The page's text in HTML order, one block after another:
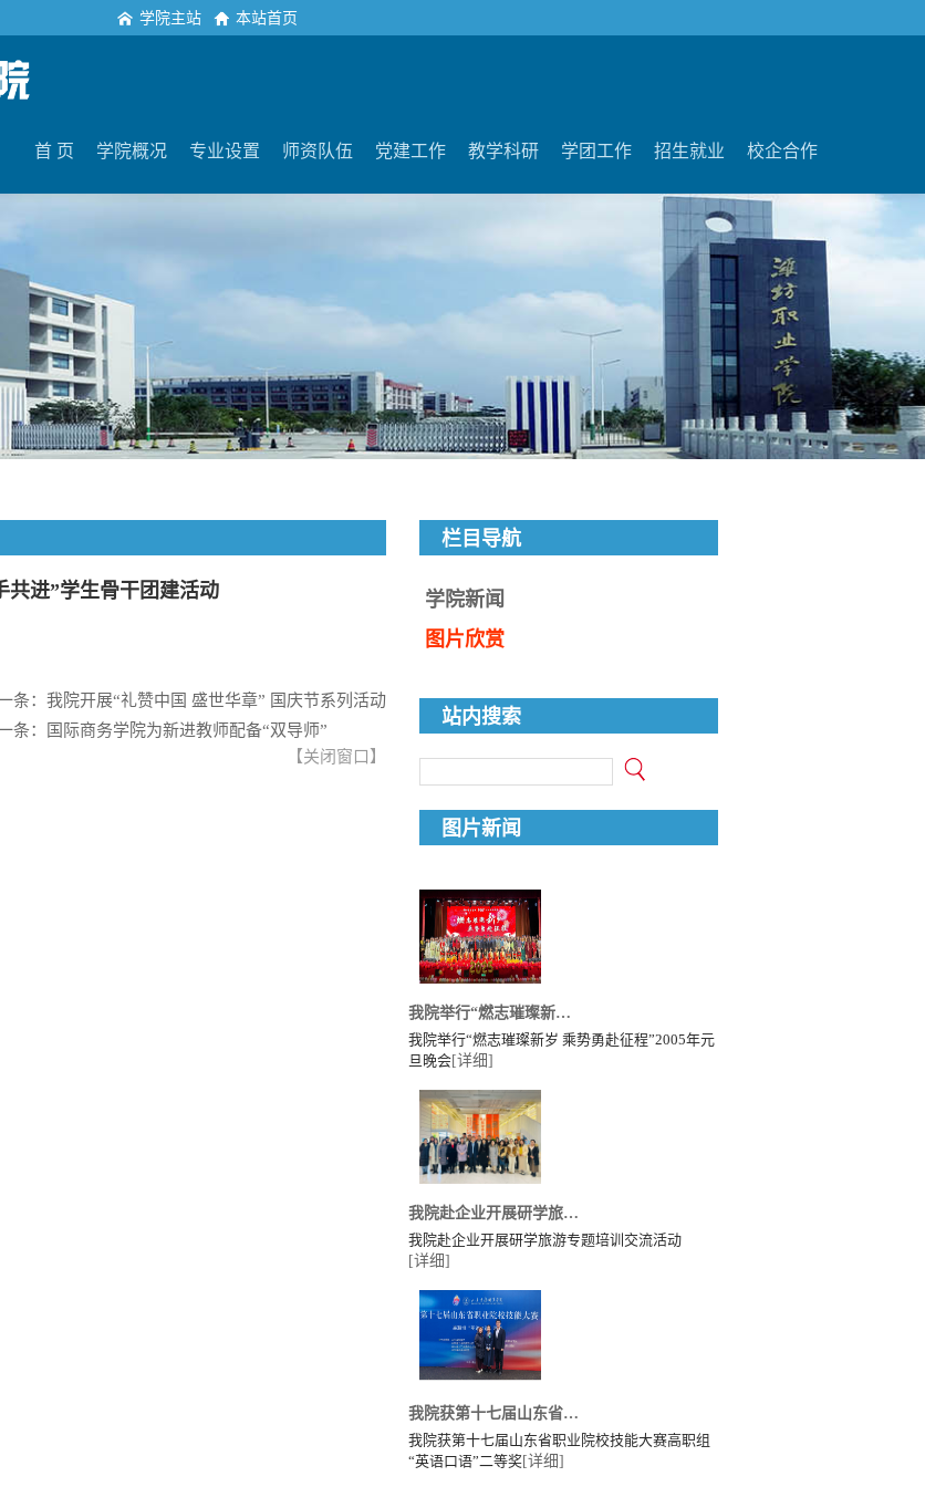
学院主站 本站首页
首 页 学院概况 专业设置 师资队伍 党建工作 教学科研 学团工作 招生就业 校企合作
共进”学生骨干团建活动
一条：我院开展“礼赞中国 盛世华章” 国庆节系列活动
一条：国际商务学院为新进教师配备“双导师”
【关闭窗口 】
栏目导航
学院新闻
图片欣赏
站内搜索
图片新闻
我院举行“燃志璀璨新…
我院举行“燃志璀璨新岁 乘势勇赴征程”2005年元
旦晚会[详细]
我院赴企业开展研学旅…
我院赴企业开展研学旅游专题培训交流活动
[详细]
我院获第十七届山东省…
我院获第十七届山东省职业院校技能大赛高职组
“英语口语”二等奖[详细]